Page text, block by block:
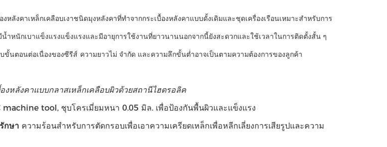
งหลังคาเหล็กเคลือบเงาชนิดมุงหลังคาที่ทำจากกระเบื้องหลังคาแบบดั้งเดิมและชุดเครื่องเรือนเหมาะสำหรับการ
น้ำหนักเบาแข็งแรงแข็งแรงและมีอายุการใช้งานที่ยาวนานนอกจากนี้ยังสะดวกและใช้เวลาในการติดตั้งสั้น ๆ
ขั้นตอนต่อเนื่องของซีรีส์ ความยาวไม่ จำกัด และความลึกขั้นต่ำอาจเป็นตามความต้องการของลูกค้า
งหลังคาแบบกลาสเหล็กเคลือบผิวด้วยสถานีไฮดรอลิค
machine tool, ชุบโครเมี่ยมหนา 0.05 มิล. เพื่อป้องกันพื้นผิวและแข็งแรง
กษา ความร้อนสำหรับการตัดกรอบเพื่อเอาความเครียดเหล็กเพื่อหลีกเลี่ยงการเสียรูปและความ